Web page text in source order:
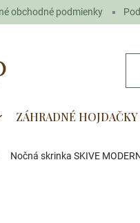
obchodné podmienky
ZÁHRADNÉ HOJDAČKY
Nočná skrinka SKIVE